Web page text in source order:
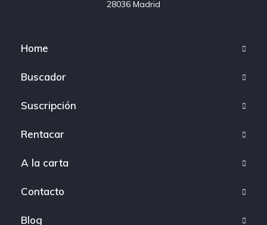
28036 Madrid
Home
Buscador
Suscripción
Rentacar
A la carta
Contacto
Blog